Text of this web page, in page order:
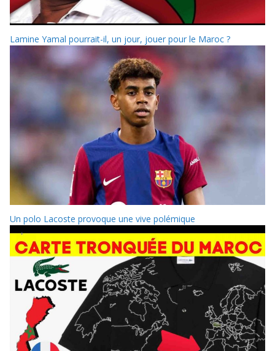
Lamine Yamal pourrait-il, un jour, jouer pour le Maroc ?
Un polo Lacoste provoque une vive polémique